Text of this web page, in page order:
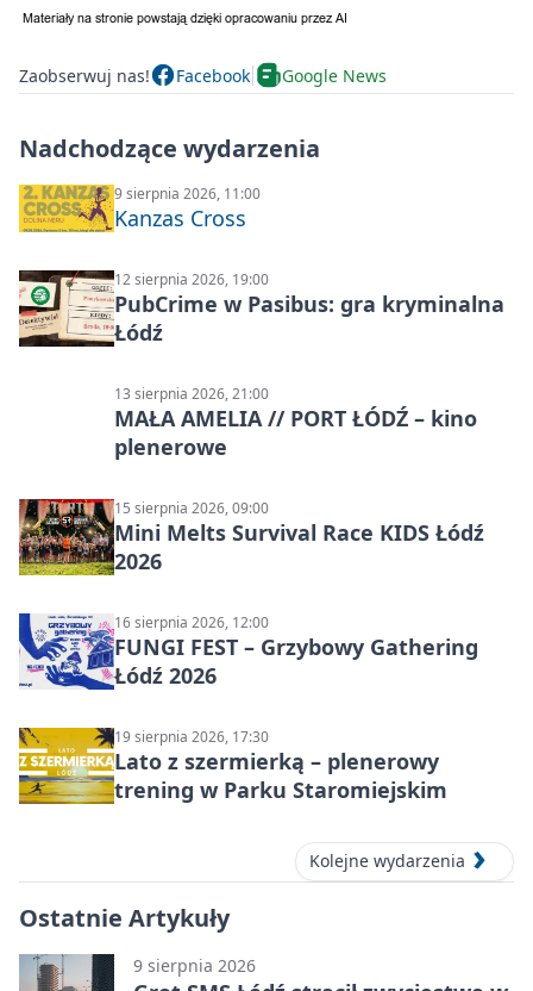
Zaobserwuj nas! Facebook Google News
Nadchodzące wydarzenia
9 sierpnia 2026, 11:00
Kanzas Cross
12 sierpnia 2026, 19:00
PubCrime w Pasibus: gra kryminalna
Łódź
13 sierpnia 2026, 21:00
MAŁA AMELIA // PORT ŁÓDŹ – kino
plenerowe
15 sierpnia 2026, 09:00
Mini Melts Survival Race KIDS Łódź
2026
16 sierpnia 2026, 12:00
FUNGI FEST – Grzybowy Gathering
Łódź 2026
19 sierpnia 2026, 17:30
Lato z szermierką – plenerowy
trening w Parku Staromiejskim
Kolejne wydarzenia
Ostatnie Artykuły
9 sierpnia 2026